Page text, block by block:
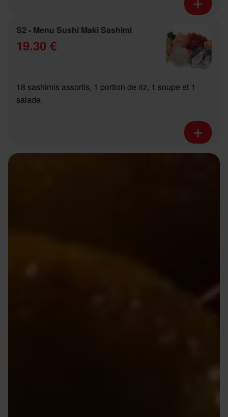
S2 - Menu Sushi Maki Sashimi
19.30 €
18 sashimis assortis, 1 portion de riz, 1 soupe et 1
salade.